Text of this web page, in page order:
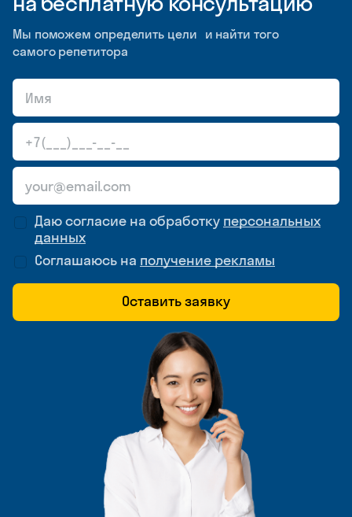
Мы поможем определить цели и найти того
самого репетитора
Даю согласие на обработку персональных
данных
Соглашаюсь на получение рекламы
Оставить заявку